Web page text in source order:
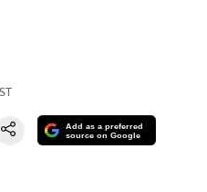
Add as a preferred
source on Google